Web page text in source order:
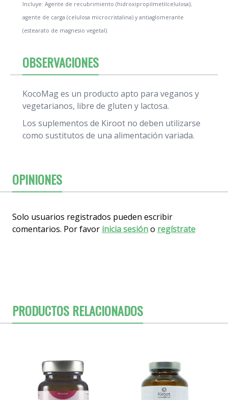
Incluye: Agente de recubrimiento (hidroxipropilmetilcelulosa);
agente de carga (celulosa microcristalina) y antiaglomerante
(estearato de magnesio vegetal).
OBSERVACIONES
KocoMag es un producto apto para veganos y
vegetarianos, libre de gluten y lactosa.
Los suplementos de Kiroot no deben utilizarse
como sustitutos de una alimentación variada.
OPINIONES
Solo usuarios registrados pueden escribir
comentarios. Por favor inicia sesióno regístrate
PRODUCTOS RELACIONADOS